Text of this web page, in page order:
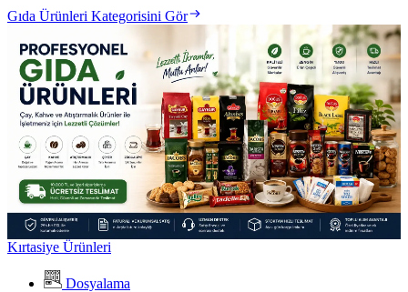
Gıda Ürünleri Kategorisini Gör
Kırtasiye Ürünleri
Dosyalama